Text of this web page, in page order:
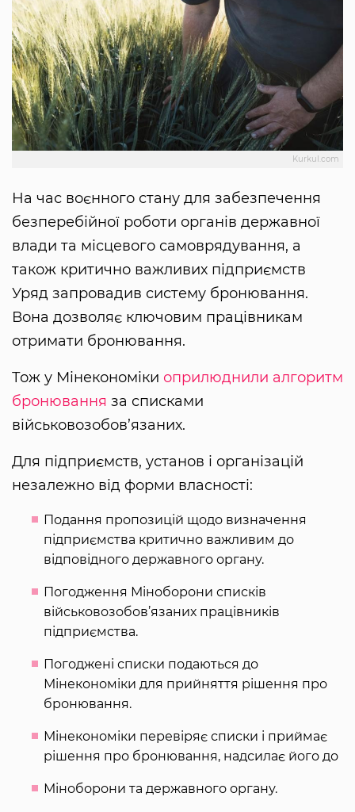
Kurkul.com
На час воєнного стану для забезпечення
безперебійної роботи органів державної
влади та місцевого самоврядування, а
також критично важливих підприємств
Уряд запровадив систему бронювання.
Вона дозволяє ключовим працівникам
отримати бронювання.
Тож у Мінекономіки оприлюднили алгоритм
бронювання за списками
військовозобов’язаних.
Для підприємств, установ і організацій
незалежно від форми власності:
Подання пропозицій щодо визначення
підприємства критично важливим до
відповідного державного органу.
Погодження Міноборони списків
військовозобов’язаних працівників
підприємства.
Погоджені списки подаються до
Мінекономіки для прийняття рішення про
бронювання.
Мінекономіки перевіряє списки і приймає
рішення про бронювання, надсилає його до
Міноборони та державного органу.